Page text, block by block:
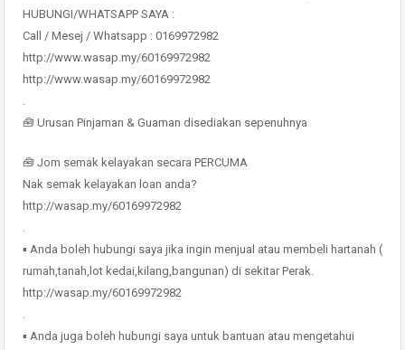
HUBUNGI/WHATSAPP SAYA :
Call / Mesej / Whatsapp : 0169972982
http://www.wasap.my/60169972982
http://www.wasap.my/60169972982
.
🧰 Urusan Pinjaman & Guaman disediakan sepenuhnya
🧰 Jom semak kelayakan secara PERCUMA
Nak semak kelayakan loan anda?
http://wasap.my/60169972982
.
▪ Anda boleh hubungi saya jika ingin menjual atau membeli hartanah (
rumah,tanah,lot kedai,kilang,bangunan) di sekitar Perak.
http://wasap.my/60169972982
.
▪ Anda juga boleh hubungi saya untuk bantuan atau mengetahui